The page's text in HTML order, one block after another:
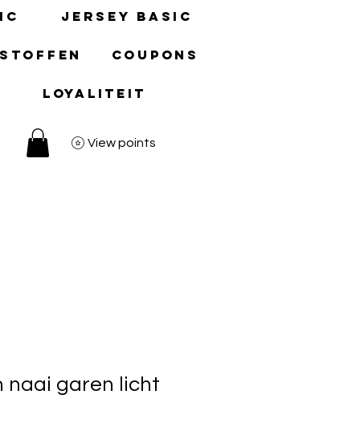
Jersey basic
Coupons
Loyaliteit
View points
naai garen licht